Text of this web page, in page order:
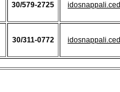
30/579-2725
30/311-0772